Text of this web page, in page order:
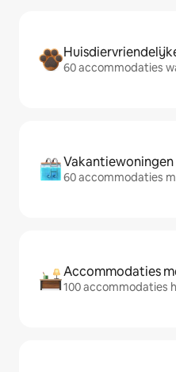
60 accommodaties
60 accommodaties
Accommodaties
100 accommodaties